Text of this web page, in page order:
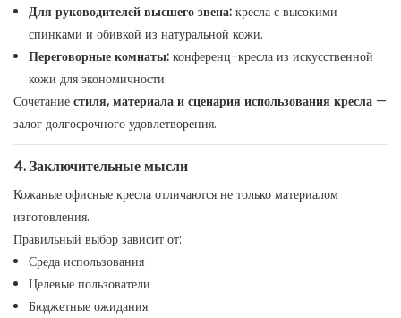
Для руководителей высшего звена:кресла с высокими
спинками и обивкой из натуральной кожи.
Переговорные комнаты:конференц-кресла из искусственной
кожи для экономичности.
Сочетание стиля, материала и сценария использования кресла —
залог долгосрочного удовлетворения.
4. Заключительные мысли
Кожаные офисные кресла отличаются не только материалом
изготовления.
Правильный выбор зависит от:
Среда использования
Целевые пользователи
Бюджетные ожидания